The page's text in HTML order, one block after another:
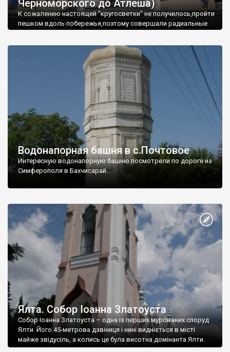
Черноморского до Атлеша)
К сожалению настоящей "кругосветки" не получилось,пройти
пешком вдоль побережья,поэтому совершали радиальные
Водонапорная башня в с.Почтовое
Интересную водонапорную башню посмотрели по дороге из
Симферополя в Бахчисарай.
Ялта. Собор Іоанна Златоуста
Собор Іоанна Златоуста – одна із перших мурованих споруд
Ялти. Його 45-метрова дзвіниця і нині видніється в місті
майже звідусіль, а колись це була висотна домінанта Ялти.